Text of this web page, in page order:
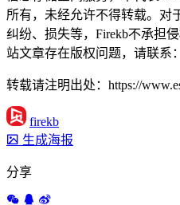
所有，未经允许不得转载。对
纠纷、损失等，Firekb不承担
站文章存在版权问题，请联系
转载请注明出处：https://
firekb
生成海报
分享